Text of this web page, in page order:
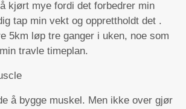
kjørt mye fordi det forbedrer min
tap min vekt og opprettholdt det .
5km løp tre ganger i uken, noe som
travle timeplan.
å bygge muskel. Men ikke over gjør